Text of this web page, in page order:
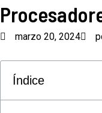
marzo 20, 2024
Índice